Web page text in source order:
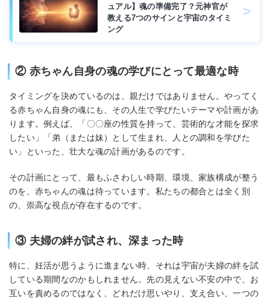
ュアル】魂の準備完了？元神官が
教える7つのサインと宇宙のタイミ
ング
② 赤ちゃん自身の魂の学びにとって最適な時
タイミングを決めているのは、親だけではありません。やってく
る赤ちゃん自身の魂にも、その人生で学びたいテーマや計画があ
ります。例えば、「〇〇座の性質を持って、芸術的な才能を探求
したい」「弟（または妹）として生まれ、人との調和を学びた
い」といった、壮大な魂の計画があるのです。
その計画にとって、最もふさわしい時期、環境、家族構成が整う
のを、赤ちゃんの魂は待っています。私たちの都合とは全く別
の、崇高な視点が存在するのです。
③ 夫婦の絆が試され、深まった時
特に、妊活が思うように進まない時、それは宇宙が夫婦の絆を試
している期間なのかもしれません。先の見えない不安の中で、お
互いを責めるのではなく、どれだけ思いやり、支え合い、一つの